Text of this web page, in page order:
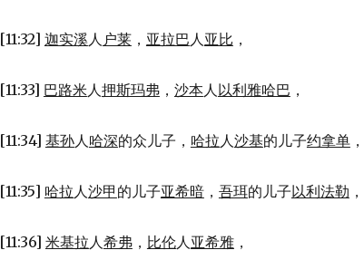
[11:32] 迦实溪人 户莱， 亚拉巴人亚比 ，
[11:33] 巴路米人押斯玛弗， 沙本人以利雅哈巴 ，
[11:34] 基孙人哈深的众儿子， 哈拉人沙基的儿子约拿单，
[11:35] 哈拉人沙甲 的儿子亚希暗， 吾珥的儿子以利法勒 ，
[11:36] 米基拉人希弗， 比伦人亚希雅，